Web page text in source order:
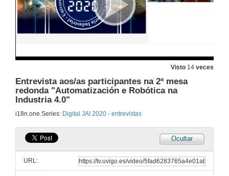
Visto 14 veces
Entrevista aos/as participantes na 2ª mesa
redonda "Automatización e Robótica na
Industria 4.0"
i18n.one.Series: Digital JAI 2020 - entrevistas
Ocultar
URL:
12 de nov. de 2020
12 de nov. de 2020
Entrevista a D. Bruno Scalco (WEG)
12 de nov. de 2020